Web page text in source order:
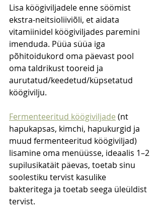
Lisa köögiviljadele enne söömist
ekstra-neitsioliiviõli, et aidata
vitamiinidel köögiviljades paremini
imenduda. Püüa süüa iga
põhitoidukord oma päevast pool
oma taldrikust tooreid ja
aurutatud/keedetud/küpsetatud
köögivilju.
Fermenteeritud köögiviljade (nt
hapukapsas, kimchi, hapukurgid ja
muud fermenteeritud köögiviljad)
lisamine oma menüüsse, ideaalis 1–2
supilusikatäit päevas, toetab sinu
soolestiku tervist kasulike
bakteritega ja toetab seega üleüldist
tervist.